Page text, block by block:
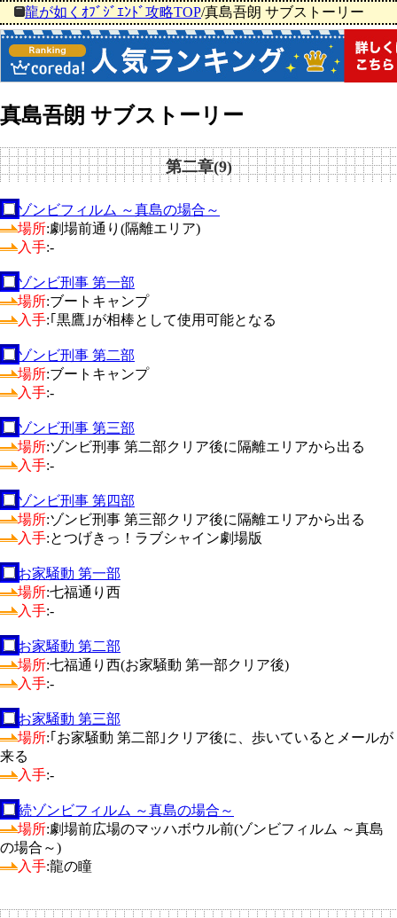
龍が如くｵﾌﾞｼﾞｴﾝﾄﾞ攻略TOP/真島吾朗 サブストーリー
真島吾朗 サブストーリー
第二章(9)
ゾンビフィルム ～真島の場合～
場所:劇場前通り(隔離エリア)
入手:-
ゾンビ刑事 第一部
場所:ブートキャンプ
入手:｢黒鷹｣が相棒として使用可能となる
ゾンビ刑事 第二部
場所:ブートキャンプ
入手:-
ゾンビ刑事 第三部
場所:ゾンビ刑事 第二部クリア後に隔離エリアから出る
入手:-
ゾンビ刑事 第四部
場所:ゾンビ刑事 第三部クリア後に隔離エリアから出る
入手:とつげきっ！ラブシャイン劇場版
お家騒動 第一部
場所:七福通り西
入手:-
お家騒動 第二部
場所:七福通り西(お家騒動 第一部クリア後)
入手:-
お家騒動 第三部
場所:｢お家騒動 第二部｣クリア後に、歩いているとメールが
来る
入手:-
続ゾンビフィルム ～真島の場合～
場所:劇場前広場のマッハボウル前(ゾンビフィルム ～真島
の場合～)
入手:龍の瞳